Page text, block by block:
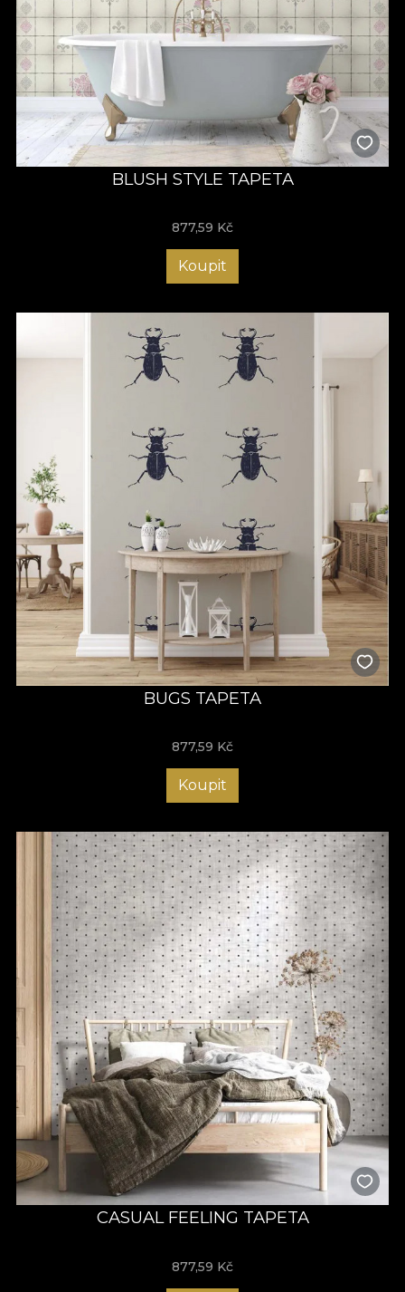
BLUSH STYLE TAPETA
877,59 Kč
Koupit
BUGS TAPETA
877,59 Kč
Koupit
CASUAL FEELING TAPETA
877,59 Kč